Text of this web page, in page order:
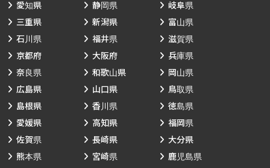
愛知県
静岡県
岐阜県
三重県
新潟県
富山県
石川県
福井県
滋賀県
京都府
大阪府
兵庫県
奈良県
和歌山県
岡山県
広島県
山口県
鳥取県
島根県
香川県
徳島県
愛媛県
高知県
福岡県
佐賀県
長崎県
大分県
熊本県
宮崎県
鹿児島県